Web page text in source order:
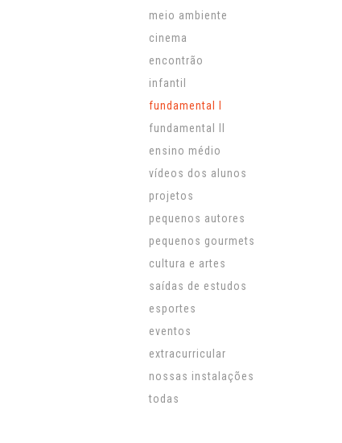
meio ambiente
cinema
encontrão
infantil
fundamental l
fundamental ll
ensino médio
vídeos dos alunos
projetos
pequenos autores
pequenos gourmets
cultura e artes
saídas de estudos
esportes
eventos
extracurricular
nossas instalações
todas